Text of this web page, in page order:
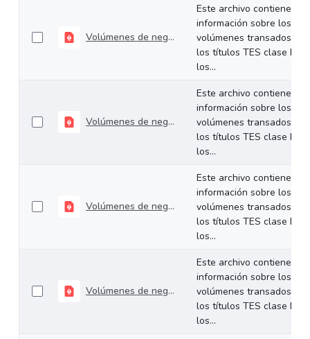
Volúmenes de negociación del 13 al 17 de abril de 2026
Este archivo contiene
información sobre los
volúmenes transados de
los títulos TES clase B en
los...
Volúmenes de negociación del 06 al 10 de abril de 2026
Este archivo contiene
información sobre los
volúmenes transados de
los títulos TES clase B en
los...
Volúmenes de negociación del 30 de marzo al 1 de abril de 2026
Este archivo contiene
información sobre los
volúmenes transados de
los títulos TES clase B en
los...
Volúmenes de negociación del 24 al 27 de marzo de 2026
Este archivo contiene
información sobre los
volúmenes transados de
los títulos TES clase B en
los...